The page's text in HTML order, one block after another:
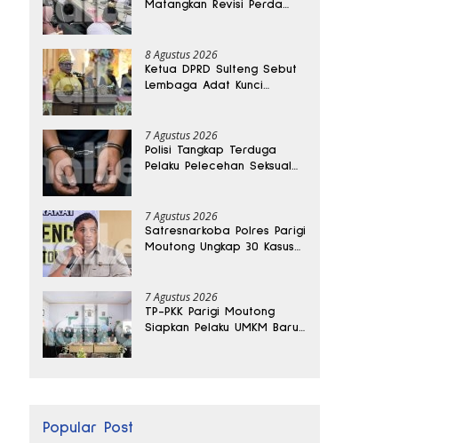
Matangkan Revisi Perda
8 Agustus 2026
Ketua DPRD Sulteng Sebut
Lembaga Adat Kunci
7 Agustus 2026
Polisi Tangkap Terduga
Pelaku Pelecehan Seksual
7 Agustus 2026
Satresnarkoba Polres Parigi
Moutong Ungkap 30 Kasus
7 Agustus 2026
TP-PKK Parigi Moutong
Siapkan Pelaku UMKM Baru
Popular Post